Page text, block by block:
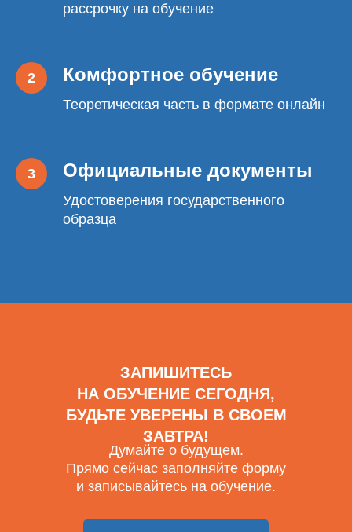
рассрочку на обучение
Комфортное обучение
Теоретическая часть в формате онлайн
Официальные документы
Удостоверения государственного
образца
ЗАПИШИТЕСЬ
НА ОБУЧЕНИЕ СЕГОДНЯ,
БУДЬТЕ УВЕРЕНЫ В СВОЕМ
ЗАВТРА!
Думайте о будущем.
Прямо сейчас заполняйте форму
и записывайтесь на обучение.